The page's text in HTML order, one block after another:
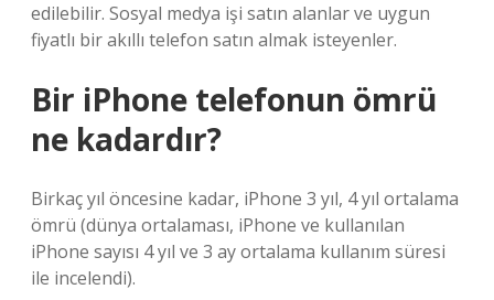
edilebilir. Sosyal medya işi satın alanlar ve uygun
fiyatlı bir akıllı telefon satın almak isteyenler.
Bir iPhone telefonun ömrü
ne kadardır?
Birkaç yıl öncesine kadar, iPhone 3 yıl, 4 yıl ortalama
ömrü (dünya ortalaması, iPhone ve kullanılan
iPhone sayısı 4 yıl ve 3 ay ortalama kullanım süresi
ile incelendi).